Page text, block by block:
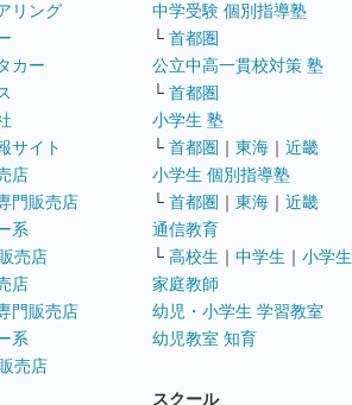
リング
カー
サイト
店
門販売店
系
売店
店
門販売店
系
売店
中学受験 個別指導塾
└ 首都圏
公立中高一貫校対策 塾
└ 首都圏
小学生 塾
└ 首都圏 ｜ 東海 ｜ 近畿
小学生 個別指導塾
└ 首都圏 ｜ 東海 ｜ 近畿
通信教育
└ 高校生 ｜ 中学生 ｜ 小学生
家庭教師
幼児・小学生 学習教室
幼児教室 知育
スクール